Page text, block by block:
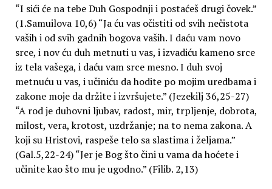
“I sići će na tebe Duh Gospodnji i postaćeš drugi čovek.”
(1.Samuilova 10,6) “Ja ću vas očistiti od svih nečistota
vaših i od svih gadnih bogova vaših. I daću vam novo
srce, i nov ću duh metnuti u vas, i izvadiću kameno srce
iz tela vašega, i daću vam srce mesno. I duh svoj
metnuću u vas, i učiniću da hodite po mojim uredbama i
zakone moje da držite i izvršujete.” (Jezekilj 36,25-27)
“A rod je duhovni ljubav, radost, mir, trpljenje, dobrota,
milost, vera, krotost, uzdržanje; na to nema zakona. A
koji su Hristovi, raspeše telo sa slastima i željama.”
(Gal.5,22-24) “Jer je Bog što čini u vama da hoćete i
učinite kao što mu je ugodno.” (Filib. 2,13)